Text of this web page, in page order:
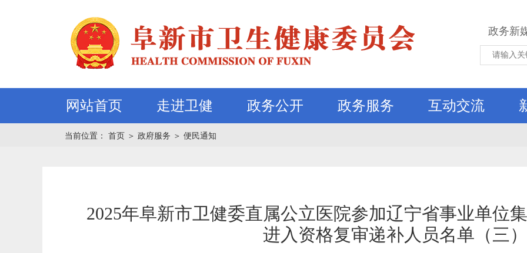
政务新
网站首页 走进卫健 政务公开 政务服务 互动交流
当前位置： 首页 ＞ 政府服务 ＞ 便民通知
2025年阜新市卫健委直属公立医院参加辽宁省事业单位
进入资格复审递补人员名单（三）